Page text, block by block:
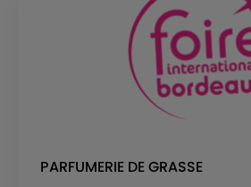
PARFUMERIE DE GRASSE